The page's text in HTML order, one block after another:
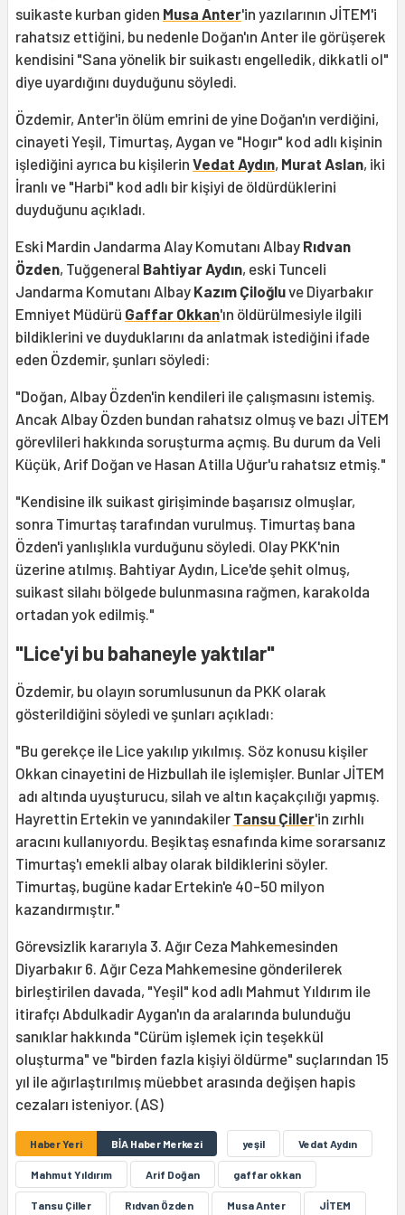
suikaste kurban giden Musa Anter'in yazılarının JİTEM'i
rahatsız ettiğini, bu nedenle Doğan'ın Anter ile görüşerek
kendisini "Sana yönelik bir suikastı engelledik, dikkatli ol"
diye uyardığını duyduğunu söyledi.
Özdemir, Anter'in ölüm emrini de yine Doğan'ın verdiğini,
cinayeti Yeşil, Timurtaş, Aygan ve "Hogır" kod adlı kişinin
işlediğini ayrıca bu kişilerin Vedat Aydın, Murat Aslan, iki
İranlı ve "Harbi" kod adlı bir kişiyi de öldürdüklerini
duyduğunu açıkladı.
Eski Mardin Jandarma Alay Komutanı Albay Rıdvan
Özden, Tuğgeneral Bahtiyar Aydın, eski Tunceli
Jandarma Komutanı Albay Kazım Çiloğluve Diyarbakır
Emniyet Müdürü Gaffar Okkan'ın öldürülmesiyle ilgili
bildiklerini ve duyduklarını da anlatmak istediğini ifade
eden Özdemir, şunları söyledi:
"Doğan, Albay Özden'in kendileri ile çalışmasını istemiş.
Ancak Albay Özden bundan rahatsız olmuş ve bazı JİTEM
görevlileri hakkında soruşturma açmış. Bu durum da Veli
Küçük, Arif Doğan ve Hasan Atilla Uğur'u rahatsız etmiş."
"Kendisine ilk suikast girişiminde başarısız olmuşlar,
sonra Timurtaş tarafından vurulmuş. Timurtaş bana
Özden'i yanlışlıkla vurduğunu söyledi. Olay PKK'nin
üzerine atılmış. Bahtiyar Aydın, Lice'de şehit olmuş,
suikast silahı bölgede bulunmasına rağmen, karakolda
ortadan yok edilmiş."
"Lice'yi bu bahaneyle yaktılar"
Özdemir, bu olayın sorumlusunun da PKK olarak
gösterildiğini söyledi ve şunları açıkladı:
"Bu gerekçe ile Lice yakılıp yıkılmış. Söz konusu kişiler
Okkan cinayetini de Hizbullah ile işlemişler. Bunlar JİTEM
adı altında uyuşturucu, silah ve altın kaçakçılığı yapmış.
Hayrettin Ertekin ve yanındakiler Tansu Çiller'in zırhlı
aracını kullanıyordu. Beşiktaş esnafında kime sorarsanız
Timurtaş'ı emekli albay olarak bildiklerini söyler.
Timurtaş, bugüne kadar Ertekin'e 40-50 milyon
kazandırmıştır."
Görevsizlik kararıyla 3. Ağır Ceza Mahkemesinden
Diyarbakır 6. Ağır Ceza Mahkemesine gönderilerek
birleştirilen davada, "Yeşil" kod adlı Mahmut Yıldırım ile
itirafçı Abdulkadir Aygan'ın da aralarında bulunduğu
sanıklar hakkında "Cürüm işlemek için teşekkül
oluşturma" ve "birden fazla kişiyi öldürme" suçlarından 15
yıl ile ağırlaştırılmış müebbet arasında değişen hapis
cezaları isteniyor. (AS)
Haber Yeri BİA Haber Merkezi yeşil Vedat Aydın
Mahmut Yıldırım Arif Doğan gaffar okkan
Tansu Çiller Rıdvan Özden Musa Anter JİTEM